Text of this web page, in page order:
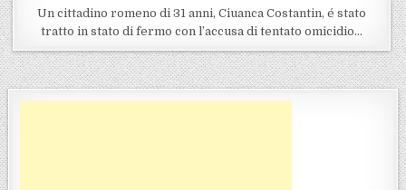
Un cittadino romeno di 31 anni, Ciuanca Costantin, é stato
tratto in stato di fermo con l’accusa di tentato omicidio…